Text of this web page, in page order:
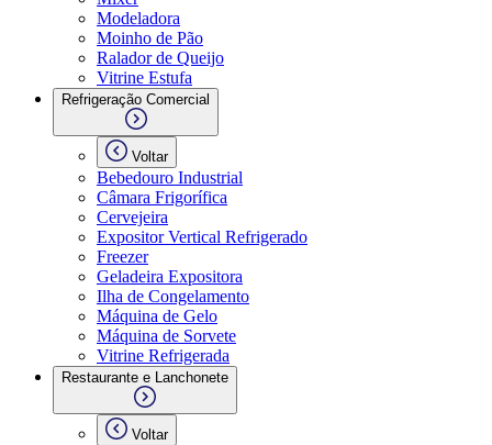
Modeladora
Moinho de Pão
Ralador de Queijo
Vitrine Estufa
Refrigeração Comercial
Voltar
Bebedouro Industrial
Câmara Frigorífica
Cervejeira
Expositor Vertical Refrigerado
Freezer
Geladeira Expositora
Ilha de Congelamento
Máquina de Gelo
Máquina de Sorvete
Vitrine Refrigerada
Restaurante e Lanchonete
Voltar